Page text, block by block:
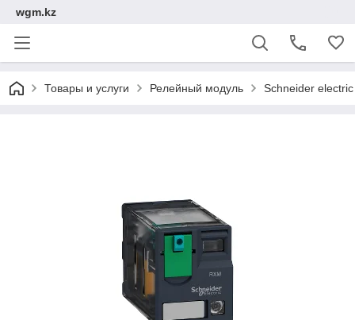
wgm.kz
Товары и услуги Релейный модуль Schneider electric